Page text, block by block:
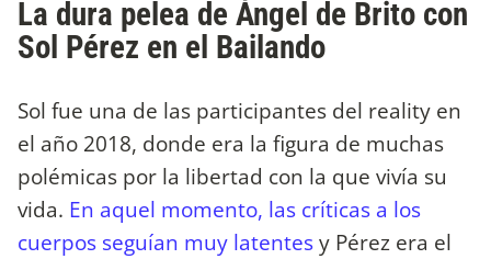
La dura pelea de Ángel de Brito con
Sol Pérez en el Bailando
Sol fue una de las participantes del reality en
el año 2018, donde era la figura de muchas
polémicas por la libertad con la que vivía su
vida. En aquel momento, las críticas a los
cuerpos seguían muy latentesy Pérez era el